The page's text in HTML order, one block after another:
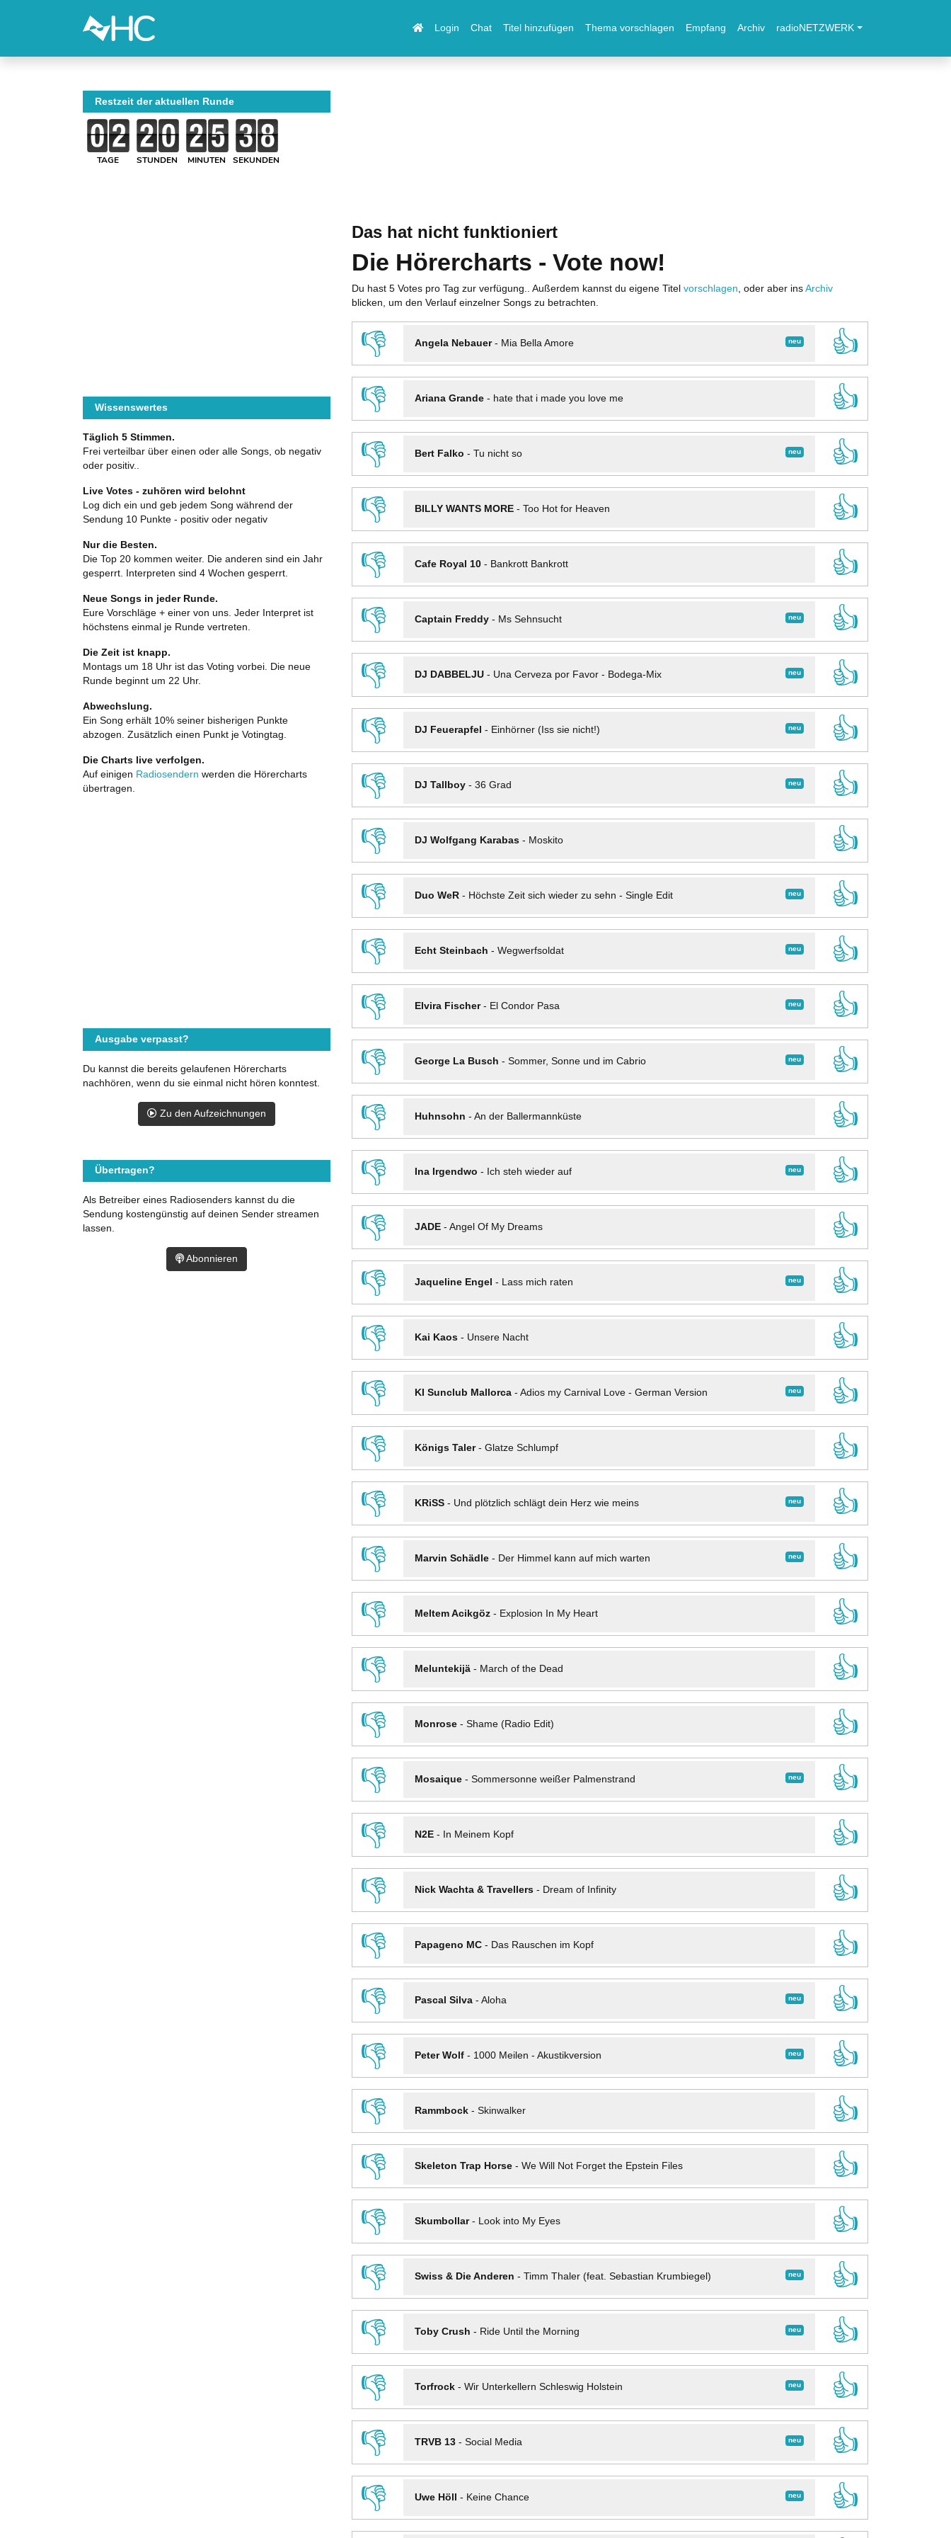
Login Chat Titel hinzufügen Thema vorschlagen Empfang Archiv radioNETZWERK
Das hat nicht funktioniert
Die Hörercharts - Vote now!
Du hast 5 Votes pro Tag zur verfügung.. Außerdem kannst du eigene Titel vorschlagen , oder aber ins Archiv
blicken, um den Verlauf einzelner Songs zu betrachten.
👎 neu
Angela Nebauer- Mia Bella Amore
👍
👎
Ariana Grande- hate that i made you love me
👍
👎
neu
Bert Falko - Tu nicht so
👍
👎
BILLY WANTS MORE- Too Hot for Heaven
👍
👎
Cafe Royal 10- Bankrott Bankrott
👍
👎
neu
Captain Freddy- Ms Sehnsucht
👍
👎
neu
DJ DABBELJU- Una Cerveza por Favor - Bodega-Mix
👍
👎
neu
DJ Feuerapfel - Einhörner (Iss sie nicht!)
👍
👎
neu
DJ Tallboy- 36 Grad
👍
👎
DJ Wolfgang Karabas- Moskito
👍
👎
neu
Duo WeR- Höchste Zeit sich wieder zu sehn - Single Edit
👍
👎
neu
Echt Steinbach - Wegwerfsoldat
👍
👎
neu
Elvira Fischer- El Condor Pasa
👍
👎
neu
George La Busch - Sommer, Sonne und im Cabrio
👍
👎
Huhnsohn - An der Ballermannküste
👍
👎
neu
Ina Irgendwo - Ich steh wieder auf
👍
👎
JADE- Angel Of My Dreams
👍
👎
neu
Jaqueline Engel - Lass mich raten
👍
👎
Kai Kaos- Unsere Nacht
👍
👎
neu
KI Sunclub Mallorca- Adios my Carnival Love - German Version
👍
👎
Königs Taler- Glatze Schlumpf
👍
👎
neu
KRiSS- Und plötzlich schlägt dein Herz wie meins
👍
👎
neu
Marvin Schädle- Der Himmel kann auf mich warten
👍
👎
Meltem Acikgöz- Explosion In My Heart
👍
👎
Meluntekijä- March of the Dead
👍
👎
Monrose- Shame (Radio Edit)
👍
👎
neu
Mosaique- Sommersonne weißer Palmenstrand
👍
👎
N2E- In Meinem Kopf
👍
👎
Nick Wachta & Travellers- Dream of Infinity
👍
👎
Papageno MC- Das Rauschen im Kopf
👍
👎
neu
Pascal Silva- Aloha
👍
👎
neu
Peter Wolf- 1000 Meilen - Akustikversion
👍
👎
Rammbock- Skinwalker
👍
👎
Skeleton Trap Horse- We Will Not Forget the Epstein Files
👍
👎
Skumbollar- Look into My Eyes
👍
👎
neu
Swiss & Die Anderen - Timm Thaler (feat. Sebastian Krumbiegel)
👍
👎
neu
Toby Crush - Ride Until the Morning
👍
👎
neu
Torfrock- Wir Unterkellern Schleswig Holstein
👍
👎
neu
TRVB 13- Social Media
👍
👎
neu
Uwe Höll - Keine Chance
👍
Restzeit der aktuellen Runde
TAGE STUNDEN MINUTEN SEKUNDEN
Wissenswertes
Täglich 5 Stimmen.
Frei verteilbar über einen oder alle Songs, ob negativ
oder positiv..
Live Votes - zuhören wird belohnt
Log dich ein und geb jedem Song während der
Sendung 10 Punkte - positiv oder negativ
Nur die Besten.
Die Top 20 kommen weiter. Die anderen sind ein Jahr
gesperrt. Interpreten sind 4 Wochen gesperrt.
Neue Songs in jeder Runde.
Eure Vorschläge + einer von uns. Jeder Interpret ist
höchstens einmal je Runde vertreten.
Die Zeit ist knapp.
Montags um 18 Uhr ist das Voting vorbei. Die neue
Runde beginnt um 22 Uhr.
Abwechslung.
Ein Song erhält 10% seiner bisherigen Punkte
abzogen. Zusätzlich einen Punkt je Votingtag.
Die Charts live verfolgen.
Auf einigen Radiosendern werden die Hörercharts
übertragen.
Ausgabe verpasst?
Du kannst die bereits gelaufenen Hörercharts
nachhören, wenn du sie einmal nicht hören konntest.
Zu den Aufzeichnungen
Übertragen?
Als Betreiber eines Radiosenders kannst du die
Sendung kostengünstig auf deinen Sender streamen
lassen.
Abonnieren